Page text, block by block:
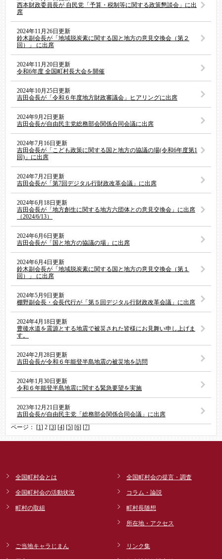
西本財政委員長が 自民党「予算・税制等に関する政策懇談会」に出
席
2024年11月26日更新
鈴木副会長が「地域脱炭素に関する国と地方の意見交換会（第２
回）」 に出席
2024年11月20日更新
令和6年度 全国町村長大会を開催
2024年10月25日更新
吉田会長が「令和６年度地方財政審議会」ヒアリングに出席
2024年9月2日更新
吉田会長が自由民主党総務部会関係合同会議に出席
2024年7月16日更新
吉田会長が「こども政策に関する国と地方の協議の場(令和6年度第1
回)」に出席
2024年7月2日更新
吉田会長が「第7回デジタル行財政改革会議」に出席
2024年6月18日更新
吉田会長が「地方創生に関する地方六団体との意見交換会」に出席
（2024/6/13）
2024年6月6日更新
吉田会長が「国と地方の協議の場」に出席
2024年6月4日更新
鈴木副会長が「地域脱炭素に関する国と地方の意見交換会（第１
回）」 に出席
2024年5月9日更新
棚野副会長・会長代行が「第５回デジタル行財政改革会議」に出席
2024年4月18日更新
豊後水道を震源とする地震で被災された皆様にお見舞い申し上げま
す。
2024年2月28日更新
吉田会長が令和６年能登半島地震の被災地を訪問
2024年1月30日更新
令和６年能登半島地震に関する緊急要望を実施
2023年12月21日更新
吉田会長が自由民主党「総務部会関係合同会議」に出席
ページ： [1] 2 [3] [4] [5] [6] [7]
全国町村会とは
全国町村会の活動状況
町村の取組
全国町村会の提言・調査
コラム・論説
町村長随想
所在地・アクセス
ご当地キャラじまん リンク集